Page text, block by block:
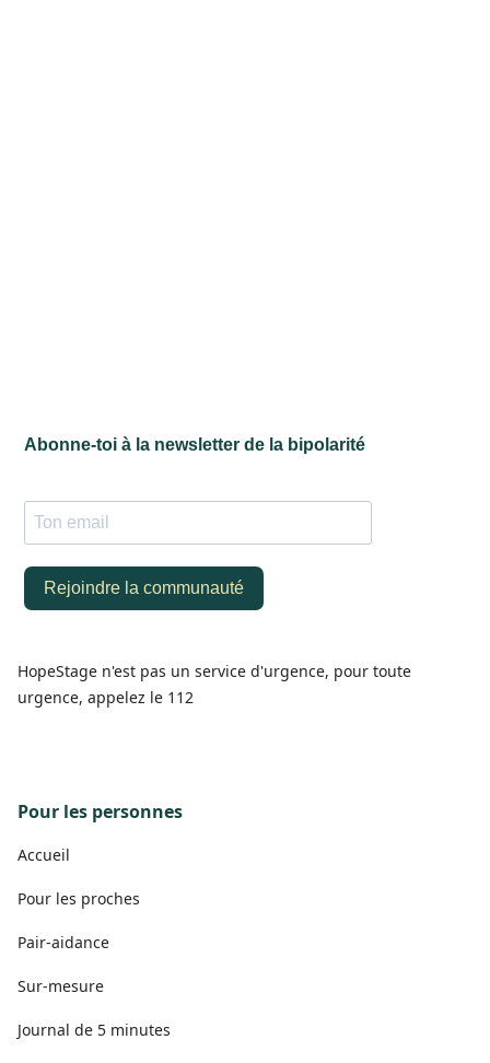
HopeStage n'est pas un service d'urgence, pour toute
urgence, appelez le 112
Pour les personnes
Accueil
Pour les proches
Pair-aidance
Sur-mesure
Journal de 5 minutes